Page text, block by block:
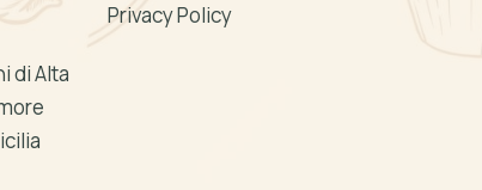
di Alta
Privacy Policy